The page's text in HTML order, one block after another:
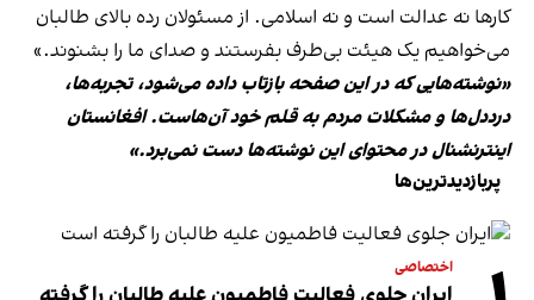
کارها نه عدالت است و نه اسلامی. از مسئولان رده بالای طالبان
می‌خواهیم یک هیئت بی‌طرف بفرستند و صدای ما را بشنوند.»
«نوشته‌هایی که در این صفحه بازتاب داده می‌شود، تجربه‌ها،
درددل‌ها و مشکلات مردم به قلم خود آن‌هاست. افغانستان
اینترنشنال در محتوای این نوشته‌ها دست نمی‌برد.»
پربازدیدترین‌ها
اختصاصی